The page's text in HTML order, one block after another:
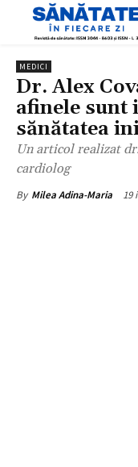
MEDICI
Dr. Alex
afinele sunt
sănătatea
Un articol realizat
cardiolog
By Milea Adina-Maria 19